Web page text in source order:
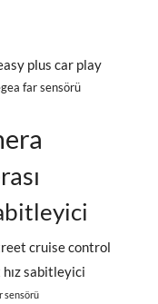
plus car play
far sensörü
cruise control
sabitleyici
sensörü